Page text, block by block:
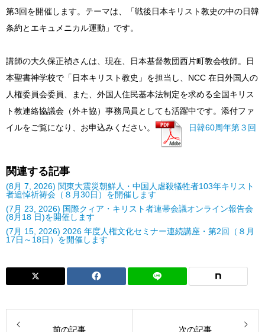
第3回を開催します。テーマは、「戦後日本キリスト教史の中の日韓
条約とエキュメニカル運動」です。
講師の大久保正禎さんは、現在、日本基督教団西片町教会牧師。日
本聖書神学校で「日本キリスト教史」を担当し、NCC 在日外国人の
人権委員会委員、また、外国人住民基本法制定を求める全国キリス
ト教連絡協議会（外キ協）事務局員としても活躍中です。添付ファ
イルをご覧になり、お申込みください。
日韓60周年第３回
関連する記事
(8月 7, 2026) 関東大震災朝鮮人・中国人虐殺犠牲者103年キリスト
者追悼祈祷会（８月30日）を開催します
(7月 23, 2026) 国際クィア・キリスト者連帯会議オンライン報告会
(8月18 日)を開催します
(7月 15, 2026) 2026 年度人権文化セミナー連続講座・第2回（８月
17日～18日）を開催します
前の記事 次の記事